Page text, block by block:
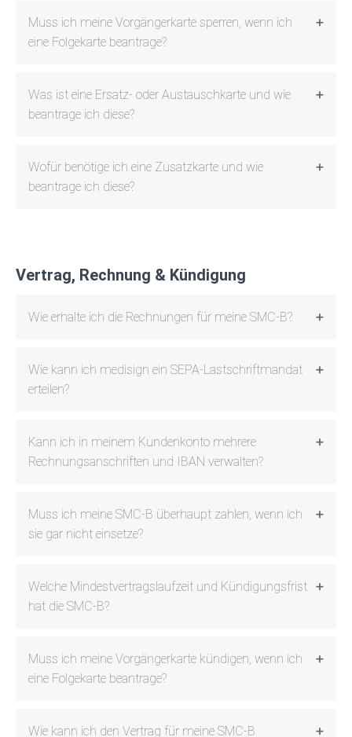
Muss ich meine Vorgängerkarte sperren, wenn ich
eine Folgekarte beantrage?
Was ist eine Ersatz- oder Austauschkarte und wie
beantrage ich diese?
Wofür benötige ich eine Zusatzkarte und wie
beantrage ich diese?
Vertrag, Rechnung & Kündigung
Wie erhalte ich die Rechnungen für meine SMC-B?
Wie kann ich medisign ein SEPA-Lastschriftmandat
erteilen?
Kann ich in meinem Kundenkonto mehrere
Rechnungsanschriften und IBAN verwalten?
Muss ich meine SMC-B überhaupt zahlen, wenn ich
sie gar nicht einsetze?
Welche Mindestvertragslaufzeit und Kündigungsfrist
hat die SMC-B?
Muss ich meine Vorgängerkarte kündigen, wenn ich
eine Folgekarte beantrage?
Wie kann ich den Vertrag für meine SMC-B